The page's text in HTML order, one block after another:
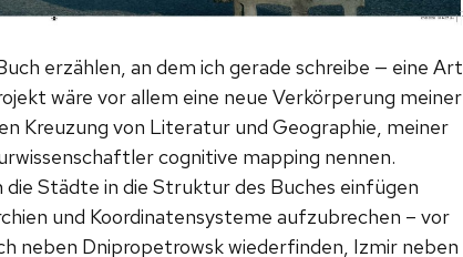
erzählen, an dem ich gerade schreibe — eine Art
wäre vor allem eine neue Verkörperung meiner
Kreuzung von Literatur und Geographie, meiner
cognitive mapping nennen.
Städte in die Struktur des Buches einfügen
und Koordinatensysteme aufzubrechen – vor
neben Dnipropetrowsk wiederfinden, Izmir neben